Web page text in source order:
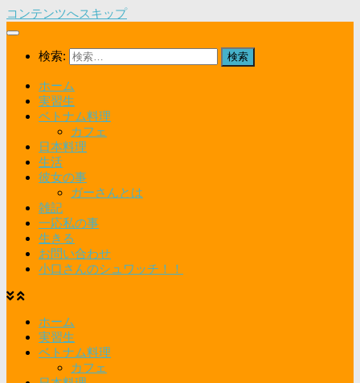
コンテンツへスキップ
検索:
ホーム
実習生
ベトナム料理
カフェ
日本料理
生活
彼女の事
ガーさんとは
雑記
一応私の事
生きる
お問い合わせ
小口さんのシュワッチ！！
ホーム
実習生
ベトナム料理
カフェ